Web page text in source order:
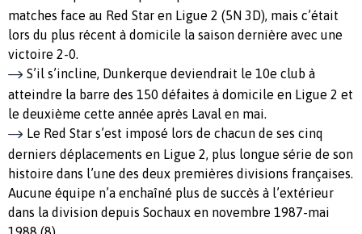
matches face au Red Star en Ligue 2 (5N 3D), mais c’était
lors du plus récent à domicile la saison dernière avec une
victoire 2-0.
S’il s’incline, Dunkerque deviendrait le 10e club à
atteindre la barre des 150 défaites à domicile en Ligue 2 et
le deuxième cette année après Laval en mai.
Le Red Star s’est imposé lors de chacun de ses cinq
derniers déplacements en Ligue 2, plus longue série de son
histoire dans l’une des deux premières divisions françaises.
Aucune équipe n’a enchaîné plus de succès à l’extérieur
dans la division depuis Sochaux en novembre 1987-mai